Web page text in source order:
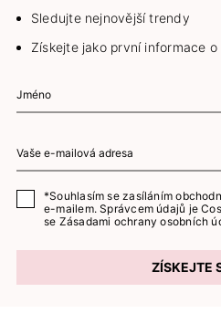
Sledujte nejnovější trendy
Získejte jako první informace
*Souhlasím se zasíláním
e-mailem. Správcem údajů je
se Zásadami ochrany osobních
ZÍSKEJTE